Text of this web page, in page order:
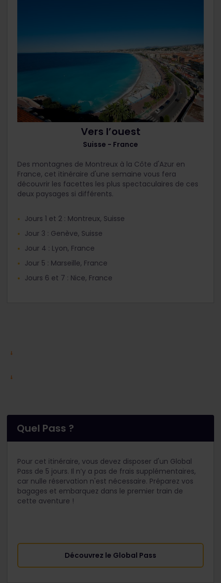
Vers l’ouest
Suisse - France
Des montagnes de Montreux à la Côte d'Azur en
France, cet itinéraire d'une semaine vous fera
découvrir les facettes les plus spectaculaires de ces
deux paysages si différents.
Jours 1 et 2 : Montreux, Suisse
Jour 3 : Genève, Suisse
Jour 4 : Lyon, France
Jour 5 : Marseille, France
Jours 6 et 7 : Nice, France
Quel Pass ?
Pour cet itinéraire, vous devez disposer d'un Global
Pass de 5 jours. Il n’y a pas de frais supplémentaires,
car nulle réservation n'est nécessaire. Préparez vos
bagages et embarquez dans le premier train de
cette aventure !
Découvrez le Global Pass